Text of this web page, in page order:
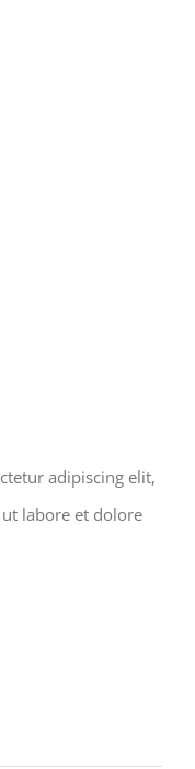
adipiscing elit,
labore et dolore